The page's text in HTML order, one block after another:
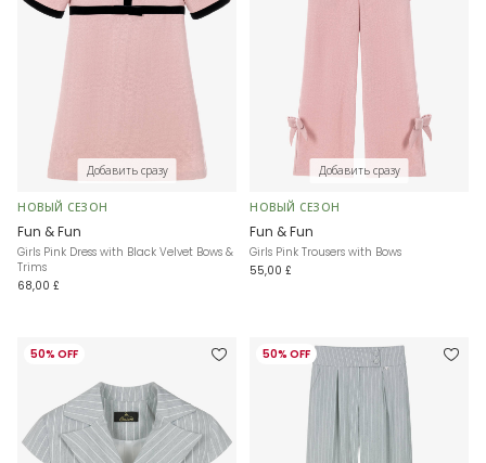
Добавить сразу
НОВЫЙ СЕЗОН
Fun & Fun
Girls Pink Dress with Black Velvet Bows &
Trims
68,00 £
Добавить сразу
НОВЫЙ СЕЗОН
Fun & Fun
Girls Pink Trousers with Bows
55,00 £
50% OFF 50% OFF